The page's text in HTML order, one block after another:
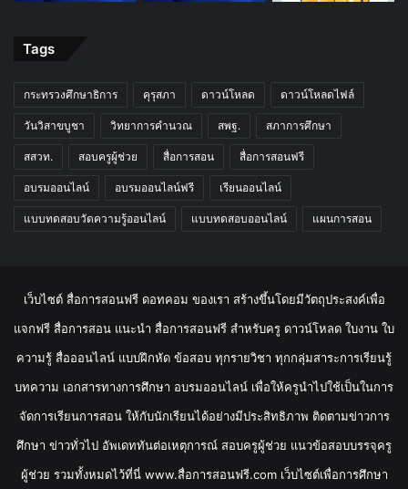
Tags
กระทรวงศึกษาธิการ คุรุสภา ดาวน์โหลด ดาวน์โหลดไฟล์
วันวิสาขบูชา วิทยาการคำนวณ สพฐ. สภาการศึกษา
สสวท. สอบครูผู้ช่วย สื่อการสอน สื่อการสอนฟรี
อบรมออนไลน์ อบรมออนไลน์ฟรี เรียนออนไลน์
แบบทดสอบวัดความรู้ออนไลน์ แบบทดสอบออนไลน์ แผนการสอน
เว็บไซต์ สื่อการสอนฟรี ดอทคอม ของเรา สร้างขึ้นโดยมีวัตถุประสงค์เพื่อ
แจกฟรี สื่อการสอน แนะนำ สื่อการสอนฟรี สำหรับครู ดาวน์โหลด ใบงาน ใบ
ความรู้ สื่อออนไลน์ แบบฝึกหัด ข้อสอบ ทุกรายวิชา ทุกกลุ่มสาระการเรียนรู้
บทความ เอกสารทางการศึกษา อบรมออนไลน์ เพื่อให้ครูนำไปใช้เป็นในการ
จัดการเรียนการสอน ให้กับนักเรียนได้อย่างมีประสิทธิภาพ ติดตามข่าวการ
ศึกษา ข่าวทั่วไป อัพเดททันต่อเหตุการณ์ สอบครูผู้ช่วย แนวข้อสอบบรรจุครู
ผู้ช่วย รวมทั้งหมดไว้ที่นี่ www.สื่อการสอนฟรี.com เว็บไซต์เพื่อการศึกษา